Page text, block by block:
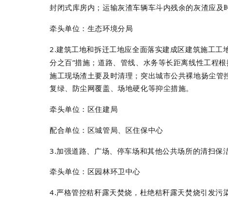
封闭式库房内；运输灰渣车辆车斗内残余的灰渣应及
牵头单位：生态环境分局
2.建筑工地和拆迁工地应全面落实建成区建筑施工
分之百”措施；道路、管线、水务等长距离线性工程
施工现场渣土要及时清理；突出城市公共裸地扬尘
复绿、防尘网覆盖、场地硬化等抑尘措施。
牵头单位：区住建局
配合单位：区城管局、区住保中心
3.加强道路、广场、停车场和其他公共场所的清扫保
牵头单位：区园林环卫中心
4.严格管控秸秆露天焚烧，杜绝秸秆露天焚烧引发